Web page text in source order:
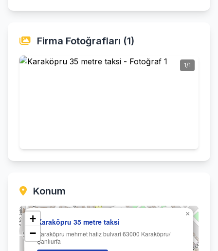
Firma Fotoğrafları (1)
1/1
Konum
Karaköpru 35 metre taksi
Karaköpru mehmet hafız bulvari 63000 Karaköpru/
Şanlıurfa
×
+
−